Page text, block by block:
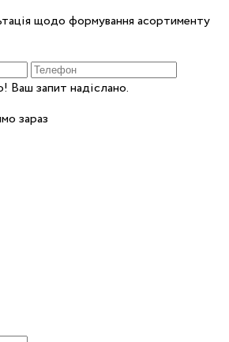
щодо формування асортименту
Ваш запит надіслано.
зараз